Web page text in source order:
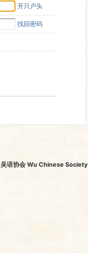
开只户头
找回密码
吴语协会 Wu Chinese Society